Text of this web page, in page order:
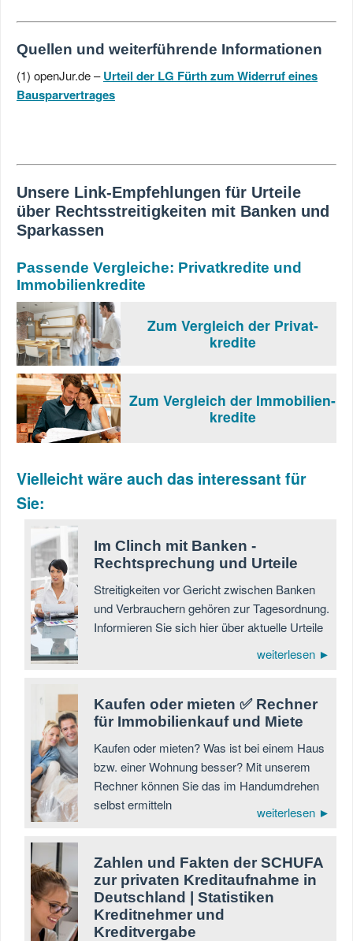
Quellen und weiterführende Informationen
(1) openJur.de –Urteil der LG Fürth zum Widerruf eines
Bausparvertrages
Unsere Link-Empfehlungen für Urteile
über Rechtsstreitigkeiten mit Banken und
Sparkassen
Passende Vergleiche: Privatkredite und
Immobilienkredite
Zum Vergleich der Privat-
kredite
Zum Vergleich der Immobilien-
kredite
Vielleicht wäre auch das interessant für
Sie:
Im Clinch mit Banken -
Rechtsprechung und Urteile
Streitigkeiten vor Gericht zwischen Banken
und Verbrauchern gehören zur Tagesordnung.
Informieren Sie sich hier über aktuelle Urteile
weiterlesen ►
Kaufen oder mieten ✅ Rechner
für Immobilienkauf und Miete
Kaufen oder mieten? Was ist bei einem Haus
bzw. einer Wohnung besser? Mit unserem
Rechner können Sie das im Handumdrehen
selbst ermitteln
weiterlesen ►
Zahlen und Fakten der SCHUFA
zur privaten Kreditaufnahme in
Deutschland | Statistiken
Kreditnehmer und
Kreditvergabe